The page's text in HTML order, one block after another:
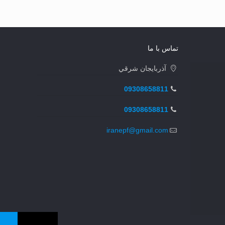
تماس با ما
آذربايجان شرقي
09308658811
09308658811
iranepf@gmail.com